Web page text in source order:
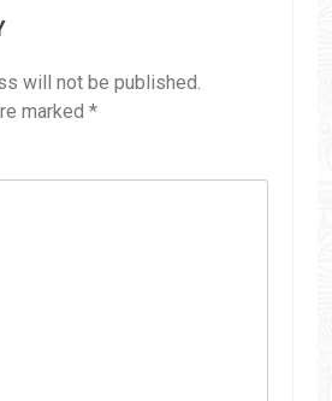
will not be published.
marked *